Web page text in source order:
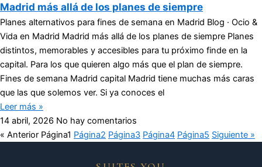
Madrid más allá de los planes de siempre
Planes alternativos para fines de semana en Madrid Blog · Ocio &
Vida en Madrid Madrid más allá de los planes de siempre Planes
distintos, memorables y accesibles para tu próximo finde en la
capital. Para los que quieren algo más que el plan de siempre.
Fines de semana Madrid capital Madrid tiene muchas más caras
que las que solemos ver. Si ya conoces el
Leer más »
14 abril, 2026 No hay comentarios
« Anterior Página1 Página2 Página3 Página4 Página5 Siguiente »